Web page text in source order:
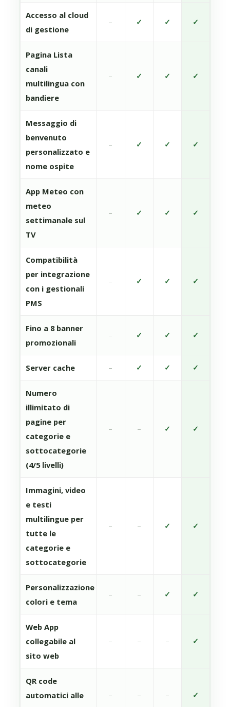
Accesso al cloud
di gestione
– ✓ ✓ ✓
Pagina Lista
canali
multilingua con
bandiere
– ✓ ✓ ✓
Messaggio di
benvenuto
personalizzato e
nome ospite
– ✓ ✓ ✓
App Meteo con
meteo
settimanale sul
TV
– ✓ ✓ ✓
Compatibilità
per integrazione
con i gestionali
PMS
– ✓ ✓ ✓
Fino a 8 banner
promozionali
– ✓ ✓ ✓
Server cache – ✓ ✓ ✓
Numero
illimitato di
pagine per
categorie e
sottocategorie
(4/5 livelli)
– – ✓ ✓
Immagini, video
e testi
multilingue per
tutte le
categorie e
sottocategorie
– – ✓ ✓
Personalizzazione
colori e tema
– – ✓ ✓
Web App
collegabile al
sito web
– – – ✓
QR code
automatici alle
– – – ✓